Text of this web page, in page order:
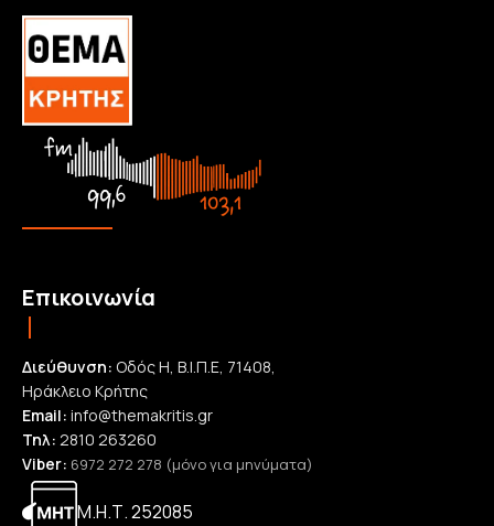
Επικοινωνία
Διεύθυνση: Οδός Η, Β.Ι.Π.Ε, 71408,
Ηράκλειο Κρήτης
Email: info@themakritis.gr
Τηλ: 2810 263260
Viber: 6972 272 278 (μόνο για μηνύματα)
Μ.Η.Τ. 252085